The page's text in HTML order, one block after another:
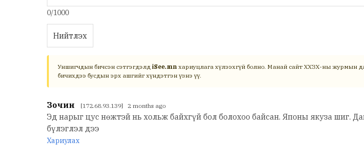
0/1000
Нийтлэх
Уншигчдын бичсэн сэтгэгдэлд iSee.mn хариуцлага хүлээхгүй болно. Манай сайт ХХЗХ-ны журмын
бичихдээ бусдын эрх ашгийг хүндэтгэн үзнэ үү.
Зочин [172.68.93.139] 2 months ago
Эд нарыг цус нөжтэй нь хольж байхгүй бол болохоо байсан. Японы якуза шиг.
бүлэглэл дээ
Хариулах